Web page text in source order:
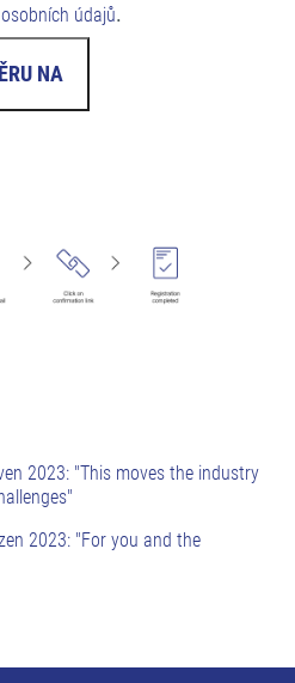
údajů.
2023: "This moves the industry
2023: "For you and the